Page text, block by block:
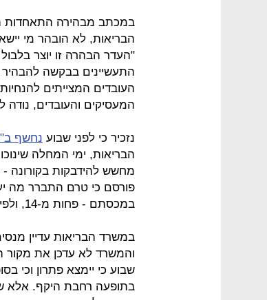
במכתב מבהירה התאחדות
הבריאות, לא הובהר מי
"העדר הבהרה זו יוצר
התעשיינים בבקשה
העובדים המצייתים
המעסיקים והעובדים,
נזכיר כי לפני שבוע נחשף
מחשש להידבקות בקורונה -
פורסם כי טרם התברר מה
במכסתם - פחות מ-14, ולפי שעה, או שינוכו להם ימי חופשה או שינוכה להם שכר.
במשרד הבריאות עדיין
והמשרד לא עדכן את מקור
שבוע כי יימצא פתרון וכי
בתופעה רחבת היקף. אלא